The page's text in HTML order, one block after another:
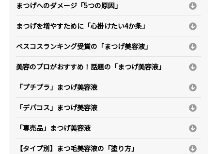
まつげへのダメージ「5つの原因」
まつげを増やすために「心掛けたい4か条」
ベスコスランキング受賞の「まつげ美容液」
美容のプロがおすすめ！話題の「まつげ美容液」
「プチプラ」まつげ美容液
「デパコス」まつげ美容液
「専売品」まつげ美容液
【タイプ別】まつ毛美容液の「塗り方」